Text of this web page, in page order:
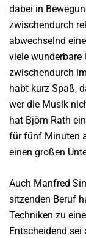
dabei in
zwischendurch
abwechselnd
viele wunderbare
zwischendurch
habt kurz Spaß,
wer die Musik
hat Björn Rath
für fünf Minuten
einen großen
Auch Manfred
sitzenden Beruf
Techniken zu
Entscheidend